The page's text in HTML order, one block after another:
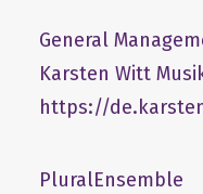
General
​Karsten Witt
https://
PluralEnsemble